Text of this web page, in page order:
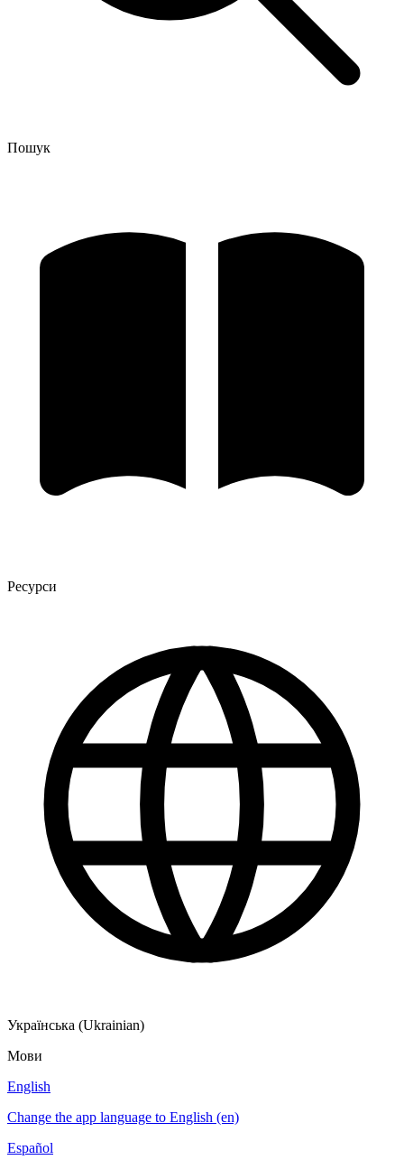
Пошук
Ресурси
Українська (Ukrainian)
Мови
English
Change the app language to English (en)
Español